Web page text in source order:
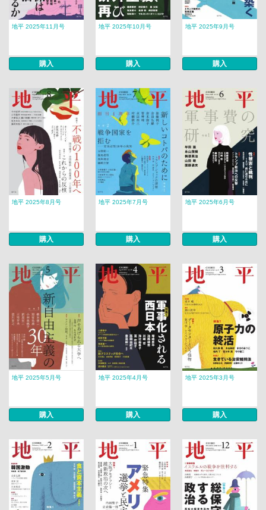
地平 2025年11月号
購入
地平 2025年10月号
購入
地平 2025年9月号
購入
地平 2025年8月号
購入
地平 2025年7月号
購入
地平 2025年6月号
購入
地平 2025年5月号
購入
地平 2025年4月号
購入
地平 2025年3月号
購入